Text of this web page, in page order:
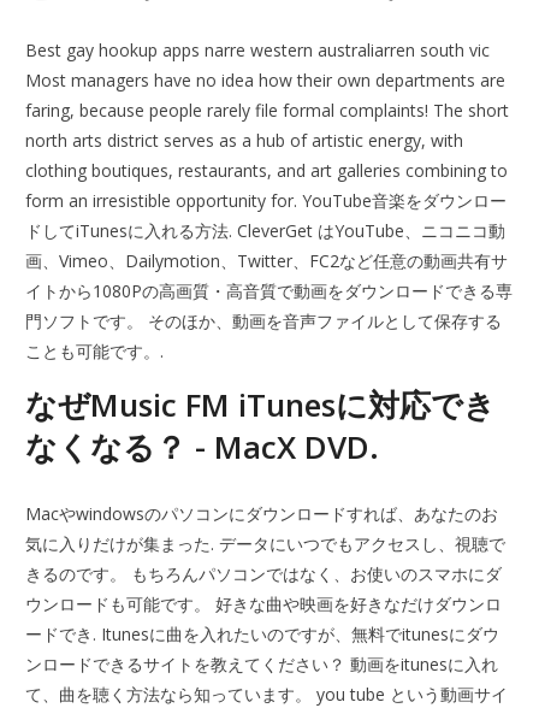
Best gay hookup apps narre western australiarren south vic
Most managers have no idea how their own departments are
faring, because people rarely file formal complaints! The short
north arts district serves as a hub of artistic energy, with
clothing boutiques, restaurants, and art galleries combining to
form an irresistible opportunity for. YouTube音楽をダウンロー
ドしてiTunesに入れる方法. CleverGet はYouTube、ニコニコ動
画、Vimeo、Dailymotion、Twitter、FC2など任意の動画共有サ
イトから1080Pの高画質・高音質で動画をダウンロードできる専
門ソフトです。 そのほか、動画を音声ファイルとして保存する
ことも可能です。.
なぜMusic FM iTunesに対応でき
なくなる？ - MacX DVD.
Macやwindowsのパソコンにダウンロードすれば、あなたのお
気に入りだけが集まった. データにいつでもアクセスし、視聴で
きるのです。 もちろんパソコンではなく、お使いのスマホにダ
ウンロードも可能です。 好きな曲や映画を好きなだけダウンロ
ードでき. Itunesに曲を入れたいのですが、無料でitunesにダウ
ンロードできるサイトを教えてください？ 動画をitunesに入れ
て、曲を聴く方法なら知っています。 you tube という動画サイ